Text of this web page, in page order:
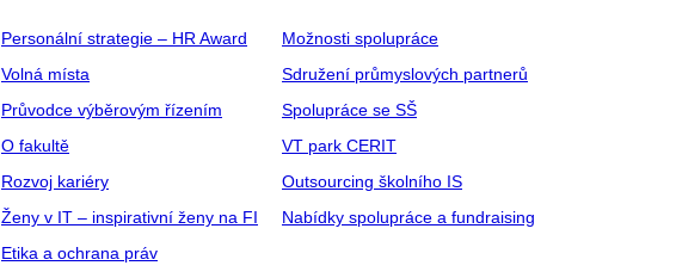
Personální strategie – HR Award
Volná místa
Průvodce výběrovým řízením
O fakultě
Rozvoj kariéry
Ženy v IT – inspirativní ženy na FI
Etika a ochrana práv
Možnosti spolupráce
Sdružení průmyslových partnerů
Spolupráce se SŠ
VT park CERIT
Outsourcing školního IS
Nabídky spolupráce a fundraising